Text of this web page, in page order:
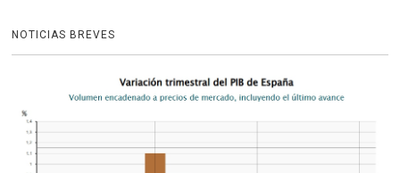
NOTICIAS BREVES